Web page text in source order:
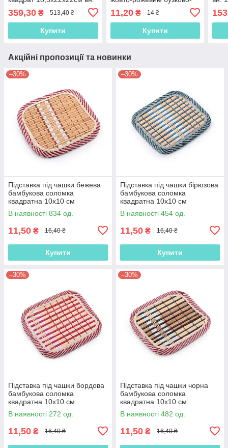
золотисте (41032.001)
359,30 ₴ 513,40 ₴
Купити
11,20₴ 14 ₴
Купити
Акційні пропозиції та новинки
–30%
Підставка під чашки бежева
бамбукова соломка
квадратна 10х10 см
(42801.001)
В наявності 834 од.
11,50 ₴ 16,40 ₴
Купити
–30%
Підставка під чашки бірюзова
бамбукова соломка
квадратна 10х10 см
(42801.003)
В наявності 454 од.
11,50 ₴ 16,40 ₴
Купити
–30%
Підставка під чашки бордова
бамбукова соломка
квадратна 10х10 см
(42801.004)
В наявності 272 од.
11,50 ₴ 16,40 ₴
–30%
Підставка під чашки чорна
бамбукова соломка
квадратна 10х10 см
(42801.005)
В наявності 482 од.
11,50 ₴ 16,40 ₴